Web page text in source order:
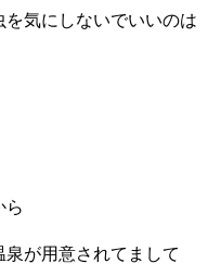
気にしないでいいのは
ら
が用意されてまして